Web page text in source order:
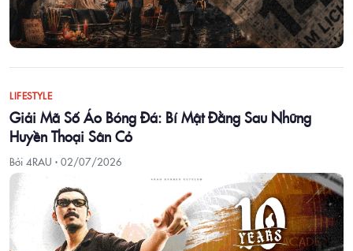
LIFESTYLE
Giải Mã Số Áo Bóng Đá: Bí Mật Đằng Sau Những
Huyền Thoại Sân Cỏ
Bởi 4RAU · 02/07/2026